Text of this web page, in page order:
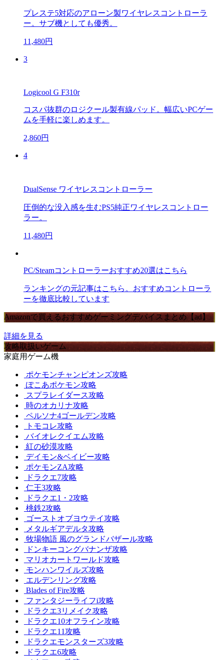
プレステ5対応のアローン製ワイヤレスコントローラ
ー。サブ機としても優秀。
11,480円
3
Logicool G F310r
コスパ抜群のロジクール製有線パッド。幅広いPCゲー
ムを手軽に楽しめます。
2,860円
4
DualSense ワイヤレスコントローラー
圧倒的な没入感を生むPS5純正ワイヤレスコントロー
ラー。
11,480円
PC/Steamコントローラーおすすめ20選はこちら
ランキングの元記事はこちら。おすすめコントローラ
ーを徹底比較しています
Amazonで買えるおすすめゲーミングデバイスまとめ【ad】
詳細を見る
攻略取扱いゲーム
家庭用ゲーム機
ポケモンチャンピオンズ攻略
ぽこあポケモン攻略
スプラレイダース攻略
時のオカリナ攻略
ペルソナ4ゴールデン攻略
トモコレ攻略
バイオレクイエム攻略
紅の砂漠攻略
デイモン&ベイビー攻略
ポケモンZA攻略
ドラクエ7攻略
仁王3攻略
ドラクエ1・2攻略
桃鉄2攻略
ゴーストオブヨウテイ攻略
メタルギアデルタ攻略
牧場物語 風のグランドバザール攻略
ドンキーコングバナンザ攻略
マリオカートワールド攻略
モンハンワイルズ攻略
エルデンリング攻略
Blades of Fire攻略
ファンタジーライフi攻略
ドラクエ3リメイク攻略
ドラクエ10オフライン攻略
ドラクエ11攻略
ドラクエモンスターズ3攻略
ドラクエ6攻略